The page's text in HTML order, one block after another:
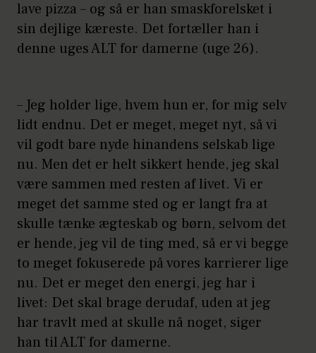
lave pizza – og så er han smaskforelsket i
sin dejlige kæreste. Det fortæller han i
denne uges ALT for damerne (uge 26).
– Jeg holder lige, hvem hun er, for mig selv
lidt endnu. Det er meget, meget nyt, så vi
vil godt bare nyde hinandens selskab lige
nu. Men det er helt sikkert hende, jeg skal
være sammen med resten af livet. Vi er
meget det samme sted og er langt fra at
skulle tænke ægteskab og børn, selvom det
er hende, jeg vil de ting med, så er vi begge
to meget fokuserede på vores karrierer lige
nu. Det er meget den energi, jeg har i
livet: Det skal brage derudaf, uden at jeg
har travlt med at skulle nå noget, siger
han til ALT for damerne.